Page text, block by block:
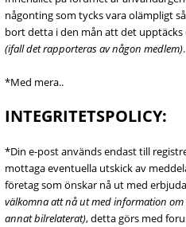
någonting som tycks vara olämpligt
bort detta i den mån att det
(ifall det rapporteras av någon medlem).
*Med mera..
INTEGRITETSPOLICY:
*Din e-post används endast till
mottaga eventuella utskick av
företag som önskar nå ut med
välkomna att nå ut med information
annat bilrelaterat), detta görs med